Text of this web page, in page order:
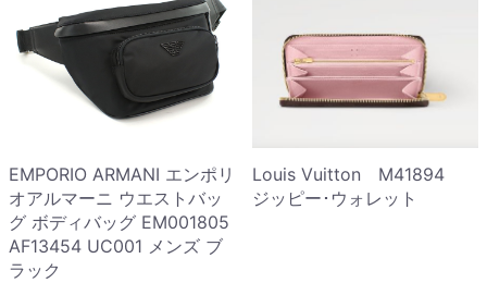
EMPORIO ARMANI エンポリ
オアルマーニ ウエストバッ
グ ボディバッグ EM001805
AF13454 UC001 メンズ ブ
ラック
Louis Vuitton M41894
ジッピー･ウォレット